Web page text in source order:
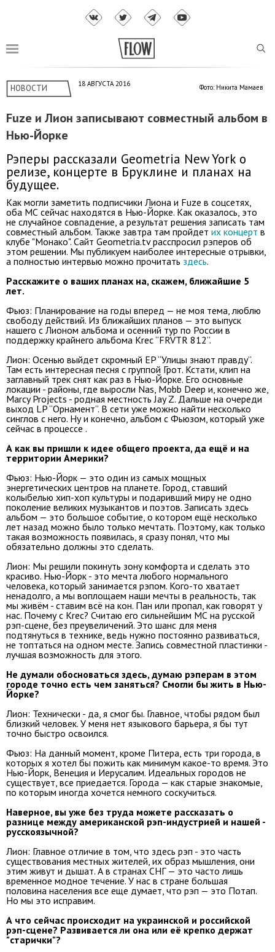
НОВОСТИ 18 АВГУСТА 2016 Фото: Никита Мамаев
Fuze и Лион записывают совместный альбом в
Нью-Йорке
Рэперы рассказали Geometria New York о
релизе, концерте в Бруклине и планах на
будущее.
Как могли заметить подписчики Лиона и Fuze в соцсетях,
оба МС сейчас находятся в Нью-Йорке. Как оказалось, это
не случайное совпадение, а результат решения записать там
совместный альбом. Также завтра там пройдет их концерт в
клубе "Монако". Сайт Geometria.tv расспросил рэперов об
этом решении. Мы публикуем наиболее интересные отрывки,
а полностью интервью можно прочитать здесь.
Расскажите о ваших планах на, скажем, ближайшие 5
лет.
Фьюз: Планирование на годы вперед — не моя тема, люблю
свободу действий. Из ближайших планов — это выпуск
нашего с Лионом альбома и осенний тур по России в
поддержку крайнего альбома Krec “FRVTR 812”.
Лион: Осенью выйдет скромный EP “Улицы знают правду”.
Там есть интересная песня с группой Грот. Кстати, клип на
заглавный трек снят как раз в Нью-Йорке. Его основные
локации - районы, где выросли Nas, Mobb Deep и, конечно же,
Marcy Projects - родная местность Jay Z. Дальше на очереди
выход LP “Орнамент”. В сети уже можно найти несколько
синглов с него. Ну и конечно, альбом с Фьюзом, который уже
сейчас в процессе .
А как вы пришли к идее общего проекта, да ещё и на
территории Америки?
Фьюз: Нью-Йорк — это один из самых мощных
энергетических центров на планете. Город, ставший
колыбелью хип-хоп культуры и подаривший миру не одно
поколение великих музыкантов и поэтов. Записать здесь
альбом — это большое событие, о котором ещё несколько
лет назад можно было только мечтать. Поэтому, как только
такая возможность появилась, я сразу понял, что мы
обязательно должны это сделать.
Лион: Мы решили покинуть зону комфорта и сделать это
красиво. Нью-Йорк - это мечта любого нормального
человека, который занимается рэпом. Кого-то хватает
ненадолго, а мы воплощаем наши мечты в реальность, так
мы живём - ставим всё на кон. Пан или пропал, как говорят у
нас. Почему с Krec? Считаю его сильнейшим МС на русской
рэп-сцене, без преувеличений. Это шанс для меня
подтянуться в технике, ведь нужно постоянно развиваться,
не топтаться на одном месте. Запись совместной пластинки -
лучшая возможность для этого.
Не думали обосноваться здесь, думаю рэперам в этом
городе точно есть чем заняться? Смогли бы жить в Нью-
Йорке?
Лион: Технически - да, я смог бы. Главное, чтобы рядом был
близкий человек. У меня нет языкового барьера, я бы тут
точно быстро освоился.
Фьюз: На данный момент, кроме Питера, есть три города, в
которых я хотел бы пожить как минимум какое-то время. Это
Нью-Йорк, Венеция и Иерусалим. Идеальных городов не
существует, все приедается. Города — как старые знакомые,
по которым иногда хочется немного соскучиться.
Наверное, вы уже без труда можете рассказать о
разнице между американской рэп-индустрией и нашей -
русскоязычной?
Лион: Главное отличие в том, что здесь рэп - это часть
существования местных жителей, их образ мышления, они
этим живут и дышат. А в странах СНГ — это часто лишь
временное модное течение. У нас в стране большая
половина населения все еще думает, что рэп — это Потап.
Но мы это исправим.
А что сейчас происходит на украинской и российской
рэп-сцене? Развивается ли она или её крепко держат
"старички"?